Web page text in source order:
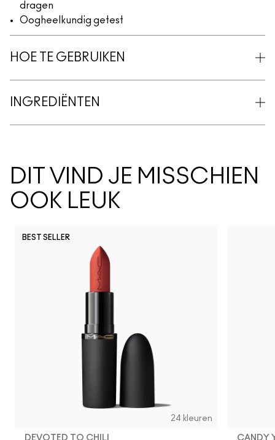
dragen
Oogheelkundig getest
HOE TE GEBRUIKEN
INGREDIËNTEN
DIT VIND JE MISSCHIEN
OOK LEUK
BEST SELLER
24 kleuren
DEVOTED TO CHILI CANDY